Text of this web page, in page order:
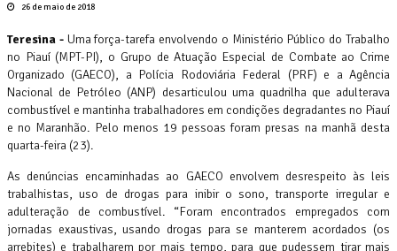
26 de maio de 2018
Teresina - Uma força-tarefa envolvendo o Ministério Público do Trabalho
no Piauí (MPT-PI), o Grupo de Atuação Especial de Combate ao Crime
Organizado (GAECO), a Polícia Rodoviária Federal (PRF) e a Agência
Nacional de Petróleo (ANP) desarticulou uma quadrilha que adulterava
combustível e mantinha trabalhadores em condições degradantes no Piauí
e no Maranhão. Pelo menos 19 pessoas foram presas na manhã desta
quarta-feira (23).
As denúncias encaminhadas ao GAECO envolvem desrespeito às leis
trabalhistas, uso de drogas para inibir o sono, transporte irregular e
adulteração de combustível. “Foram encontrados empregados com
jornadas exaustivas, usando drogas para se manterem acordados (os
arrebites) e trabalharem por mais tempo, para que pudessem tirar mais